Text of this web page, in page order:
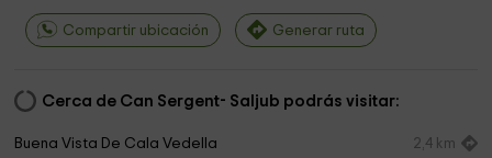
Compartir ubicación Generar ruta
Cerca de Can Sergent- Saljub podrás visitar:
Buena Vista De Cala Vedella 2,4 km